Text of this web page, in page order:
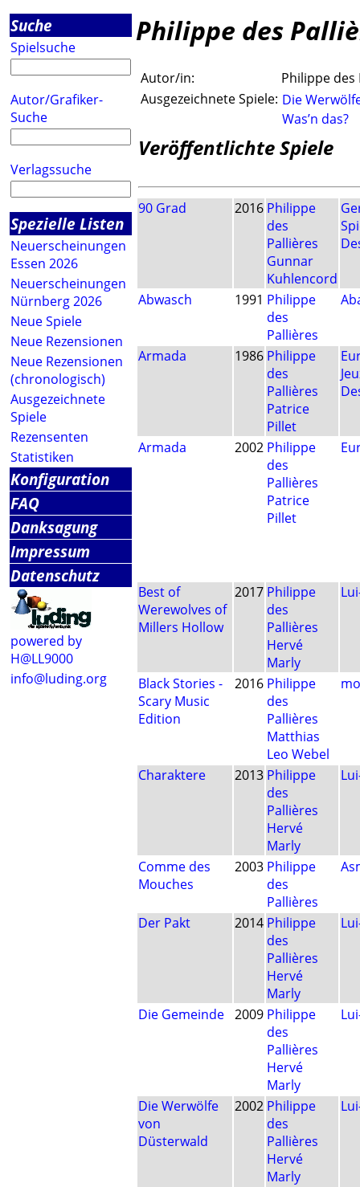
Suche
Spielsuche
Autor/Grafiker-
Suche
Verlagssuche
Spezielle Listen
Neuerscheinungen
Essen 2026
Neuerscheinungen
Nürnberg 2026
Neue Spiele
Neue Rezensionen
Neue Rezensionen
(chronologisch)
Ausgezeichnete
Spiele
Rezensenten
Statistiken
Konfiguration
FAQ
Danksagung
Impressum
Datenschutz
powered by
H@LL9000
info@luding.org
Philippe des
Autor/in:
Philippe des
Ausgezeichnete Spiele: Die
Was’n das?
Veröffentlichte Spiele
90 Grad 2016 Philippe
des
Pallières
Gunnar
Kuhlencord
Abwasch 1991 Philippe
des
Pallières
Armada 1986 Philippe
des
Pallières
Patrice
Pillet
Armada 2002 Philippe
des
Pallières
Patrice
Pillet
Best of
Werewolves of
Millers Hollow
2017 Philippe
des
Pallières
Hervé
Marly
Black Stories -
Scary Music
Edition
2016 Philippe
des
Pallières
Matthias
Leo Webel
Charaktere 2013 Philippe
des
Pallières
Hervé
Marly
Comme des
Mouches
2003 Philippe
des
Pallières
Der Pakt 2014 Philippe
des
Pallières
Hervé
Marly
Die Gemeinde 2009 Philippe
des
Pallières
Hervé
Marly
Die Werwölfe
von
Düsterwald
2002 Philippe
des
Pallières
Hervé
Marly